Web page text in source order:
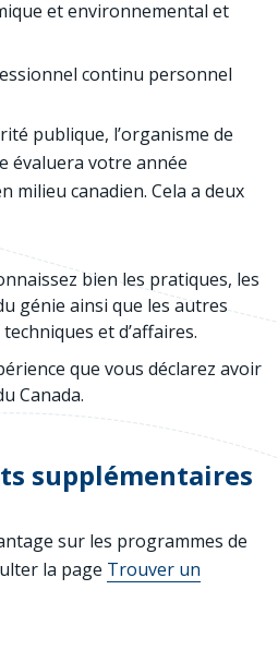
et environnemental et
continu personnel
publique, l’organisme de
évaluera votre année
milieu canadien. Cela a deux
bien les pratiques, les
génie ainsi que les autres
et d’affaires.
que vous déclarez avoir
Canada.
supplémentaires
sur les programmes de
la page Trouver un